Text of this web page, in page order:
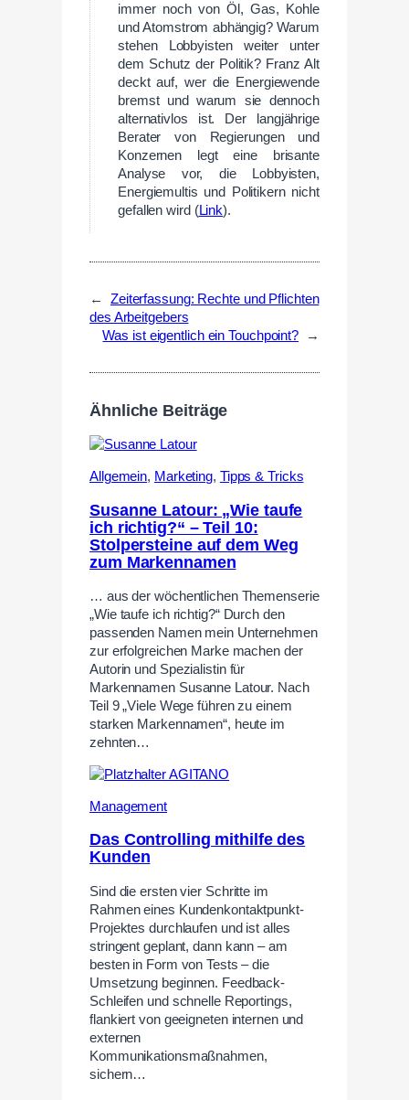
immer noch von Öl, Gas, Kohle
und Atomstrom abhängig? Warum
stehen Lobbyisten weiter unter
dem Schutz der Politik? Franz Alt
deckt auf, wer die Energiewende
bremst und warum sie dennoch
alternativlos ist. Der langjährige
Berater von Regierungen und
Konzernen legt eine brisante
Analyse vor, die Lobbyisten,
Energiemultis und Politikern nicht
gefallen wird (Link).
←
Zeiterfassung: Rechte und Pflichten
des Arbeitgebers
Was ist eigentlich ein Touchpoint?
→
Ähnliche Beiträge
Allgemein, Marketing, Tipps & Tricks
Susanne Latour: „Wie taufe
ich richtig?“ – Teil 10:
Stolpersteine auf dem Weg
zum Markennamen
… aus der wöchentlichen Themenserie
„Wie taufe ich richtig?“ Durch den
passenden Namen mein Unternehmen
zur erfolgreichen Marke machen der
Autorin und Spezialistin für
Markennamen Susanne Latour. Nach
Teil 9 „Viele Wege führen zu einem
starken Markennamen“, heute im
zehnten…
Management
Das Controlling mithilfe des
Kunden
Sind die ersten vier Schritte im
Rahmen eines Kundenkontaktpunkt-
Projektes durchlaufen und ist alles
stringent geplant, dann kann – am
besten in Form von Tests – die
Umsetzung beginnen. Feedback-
Schleifen und schnelle Reportings,
flankiert von geeigneten internen und
externen
Kommunikationsmaßnahmen,
sichern…